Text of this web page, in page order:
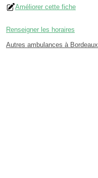
Améliorer cette fiche
Renseigner les horaires
Autres ambulances à Bordeaux